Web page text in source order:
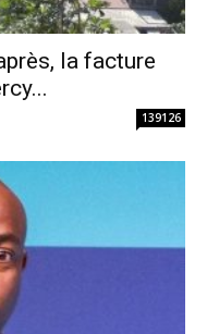
la facture
139126